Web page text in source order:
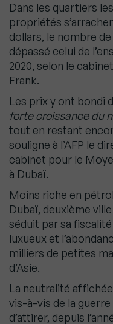
Dans les quartiers
propriétés
dollars, le nombre
dépassé celui de
2020, selon le
Frank.
Les prix y ont bondi
forte croissance du
tout en restant
souligne à l’AFP le
cabinet pour le
à Dubaï.
Moins riche en
Dubaï, deuxième
séduit par sa
luxueux et
milliers de petites
d’Asie.
La neutralité
vis-à-vis de la
d’attirer, depuis